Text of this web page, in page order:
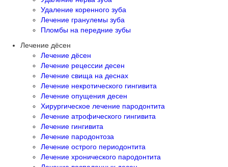
Удаление коренного зуба
Лечение гранулемы зуба
Пломбы на передние зубы
Лечение дёсен
Лечение дёсен
Лечение рецессии десен
Лечение свища на деснах
Лечение некротического гингивита
Лечение опущения десен
Хирургическое лечение пародонтита
Лечение атрофического гингивита
Лечение гингивита
Лечение пародонтоза
Лечение острого периодонтита
Лечение хронического пародонтита